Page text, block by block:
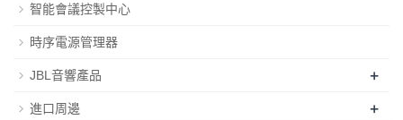
智能會議控製中心
時序電源管理器
JBL音響產品 +
進口周邊 +